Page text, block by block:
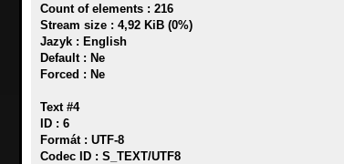
Count of elements : 216
Stream size : 4,92 KiB (0%)
Jazyk : English
Default : Ne
Forced : Ne
Text #4
ID : 6
Formát : UTF-8
Codec ID : S_TEXT/UTF8